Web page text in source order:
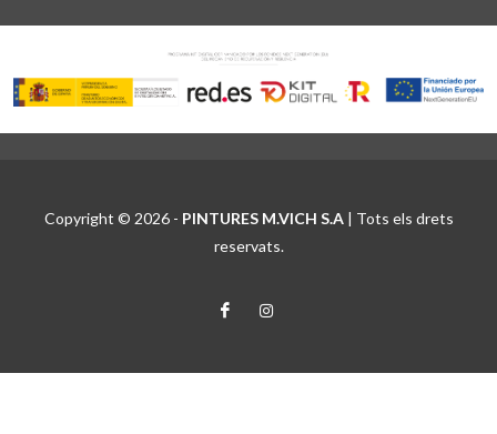
Copyright © 2026 - PINTURES M.VICH S.A| Tots els drets
reservats.